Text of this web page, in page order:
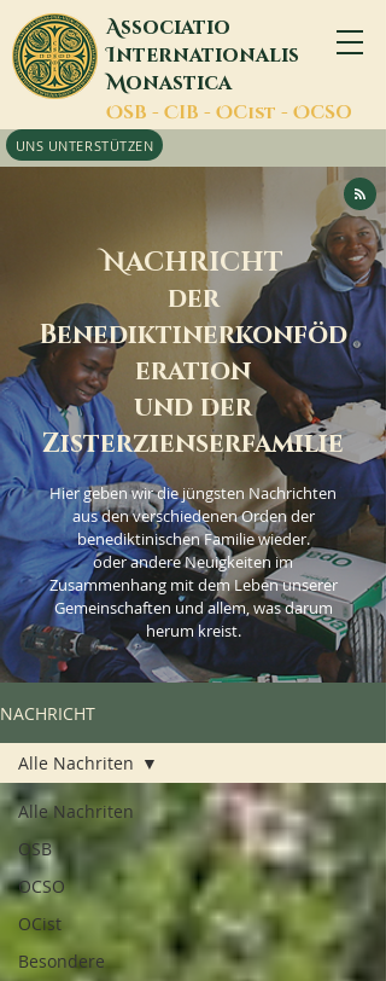
Associatio
Internationalis
Monastica
OSB - CIB - OCist - OCSO
UNS UNTERSTÜTZEN
NACHRICHT
der
Benediktinerkonföd
eration
und der
Zisterzienserfamilie
Hier geben wir die jüngsten Nachrichten
aus den verschiedenen Orden der
benediktinischen Familie wieder.
oder andere Neuigkeiten im
Zusammenhang mit dem Leben unserer
Gemeinschaften und allem, was darum
herum kreist.
NACHRICHT
Alle Nachriten
OSB
OCSO
OCist
Besondere
Alle Nachriten